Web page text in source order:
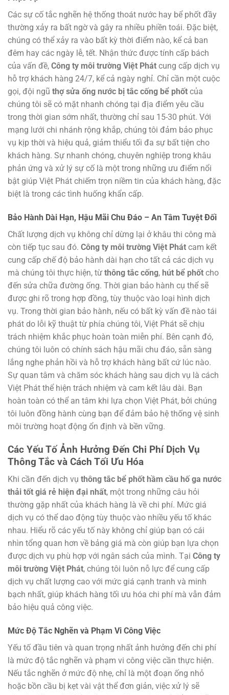
Các sự cố tắc nghẽn hệ thống thoát nước hay bể phốt đầy
thường xảy ra bất ngờ và gây ra nhiều phiền toái. Đặc biệt,
chúng có thể xảy ra vào bất kỳ thời điểm nào, kể cả ban
đêm hay các ngày lễ, tết. Nhận thức được tính cấp bách
của vấn đề, Công ty môi trường Việt Phát cung cấp dịch vụ
hỗ trợ khách hàng 24/7, kể cả ngày nghỉ. Chỉ cần một cuộc
gọi, đội ngũ thợ sửa ống nước bị tắc cống bể phốt của
chúng tôi sẽ có mặt nhanh chóng tại địa điểm yêu cầu
trong thời gian sớm nhất, thường chỉ sau 15-30 phút. Với
mạng lưới chi nhánh rộng khắp, chúng tôi đảm bảo phục
vụ kịp thời và hiệu quả, giảm thiểu tối đa sự bất tiện cho
khách hàng. Sự nhanh chóng, chuyên nghiệp trong khâu
phản ứng và xử lý sự cố là một trong những ưu điểm nổi
bật giúp Việt Phát chiếm trọn niềm tin của khách hàng, đặc
biệt là trong các tình huống khẩn cấp.
Bảo Hành Dài Hạn, Hậu Mãi Chu Đáo – An Tâm Tuyệt Đối
Chất lượng dịch vụ không chỉ dừng lại ở khâu thi công mà
còn tiếp tục sau đó. Công ty môi trường Việt Phát cam kết
cung cấp chế độ bảo hành dài hạn cho tất cả các dịch vụ
mà chúng tôi thực hiện, từ thông tắc cống, hút bể phốt cho
đến sửa chữa đường ống. Thời gian bảo hành cụ thể sẽ
được ghi rõ trong hợp đồng, tùy thuộc vào loại hình dịch
vụ. Trong thời gian bảo hành, nếu có bất kỳ vấn đề nào tái
phát do lỗi kỹ thuật từ phía chúng tôi, Việt Phát sẽ chịu
trách nhiệm khắc phục hoàn toàn miễn phí. Bên cạnh đó,
chúng tôi luôn có chính sách hậu mãi chu đáo, sẵn sàng
lắng nghe phản hồi và hỗ trợ khách hàng bất cứ lúc nào.
Sự quan tâm và chăm sóc khách hàng sau dịch vụ là cách
Việt Phát thể hiện trách nhiệm và cam kết lâu dài. Bạn
hoàn toàn có thể an tâm khi lựa chọn Việt Phát, bởi chúng
tôi luôn đồng hành cùng bạn để đảm bảo hệ thống vệ sinh
môi trường hoạt động ổn định và bền vững.
Các Yếu Tố Ảnh Hưởng Đến Chi Phí Dịch Vụ
Thông Tắc và Cách Tối Ưu Hóa
Khi cần đến dịch vụ thông tắc bể phốt hầm cầu hố ga nước
thải tốt giá rẻ hiện đại nhất, một trong những câu hỏi
thường gặp nhất của khách hàng là về chi phí. Mức giá
dịch vụ có thể dao động tùy thuộc vào nhiều yếu tố khác
nhau. Hiểu rõ các yếu tố này không chỉ giúp bạn có cái
nhìn tổng quan hơn về bảng giá mà còn giúp bạn lựa chọn
được dịch vụ phù hợp với ngân sách của mình. Tại Công ty
môi trường Việt Phát, chúng tôi luôn nỗ lực để cung cấp
dịch vụ chất lượng cao với mức giá cạnh tranh và minh
bạch nhất, giúp khách hàng tối ưu hóa chi phí mà vẫn đảm
bảo hiệu quả công việc.
Mức Độ Tắc Nghẽn và Phạm Vi Công Việc
Yếu tố đầu tiên và quan trọng nhất ảnh hưởng đến chi phí
là mức độ tắc nghẽn và phạm vi công việc cần thực hiện.
Nếu tắc nghẽn ở mức độ nhẹ, chỉ là một đoạn ống nhỏ
hoặc bồn cầu bị kẹt vài vật thể đơn giản, việc xử lý sẽ